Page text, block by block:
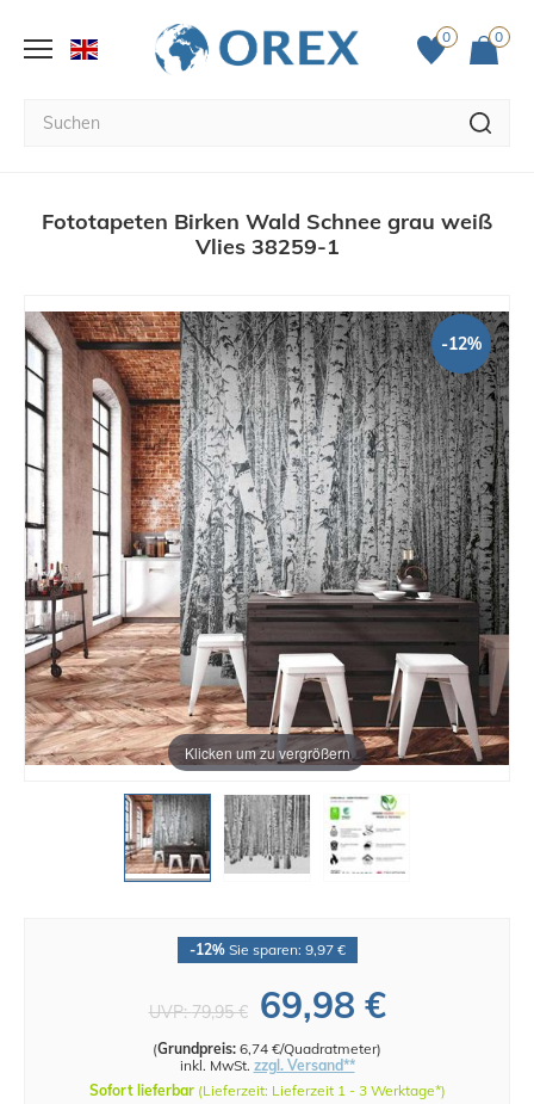
0 0
Fototapeten Birken Wald Schnee grau weiß
Vlies 38259-1
Klicken um zu vergrößern
-12%
-12%Sie sparen: 9,97 €
UVP:79,95 € 69,98 €
(Grundpreis: 6,74 €/Quadratmeter)
inkl. MwSt. zzgl. Versand**
Sofort lieferbar (Lieferzeit: Lieferzeit 1 - 3 Werktage*)